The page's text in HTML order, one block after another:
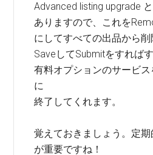
Advanced listing upgrade
ありますので、これを
にしてすべての出品から削
SaveしてSubmitをすれば
有料オプションのサービス
に
終了してくれます。
覚えておきましょう。定
が重要ですね！